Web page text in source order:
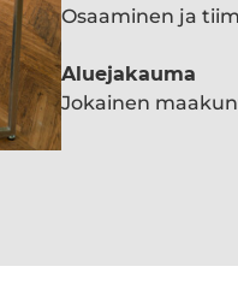
Osaaminen ja
Aluejakauma
Jokainen